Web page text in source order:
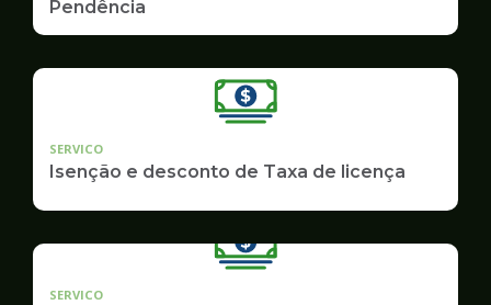
Pendência
SERVICO
Isenção e desconto de Taxa de licença
SERVICO